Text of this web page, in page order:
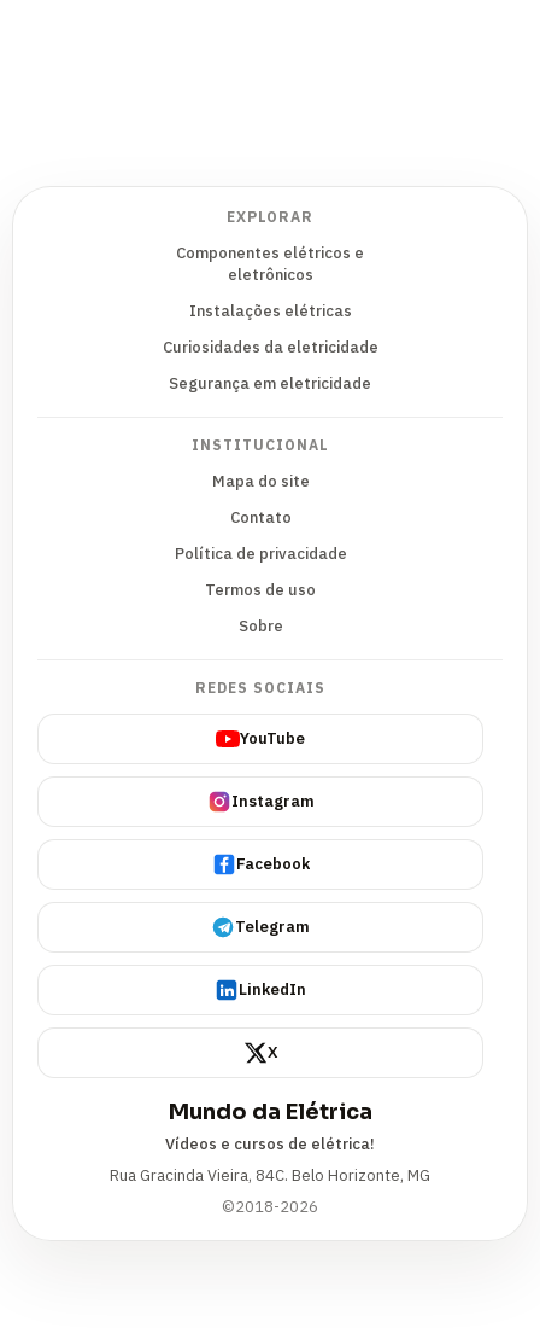
EXPLORAR
Componentes elétricos e
eletrônicos
Instalações elétricas
Curiosidades da eletricidade
Segurança em eletricidade
INSTITUCIONAL
Mapa do site
Contato
Política de privacidade
Termos de uso
Sobre
REDES SOCIAIS
YouTube
Instagram
Facebook
Telegram
LinkedIn
X
Mundo da Elétrica
Vídeos e cursos de elétrica!
Rua Gracinda Vieira, 84C. Belo Horizonte, MG
©2018-2026